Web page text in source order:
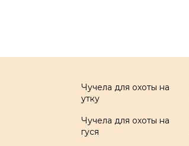
Чучела для охоты на
утку
Чучела для охоты на
гуся